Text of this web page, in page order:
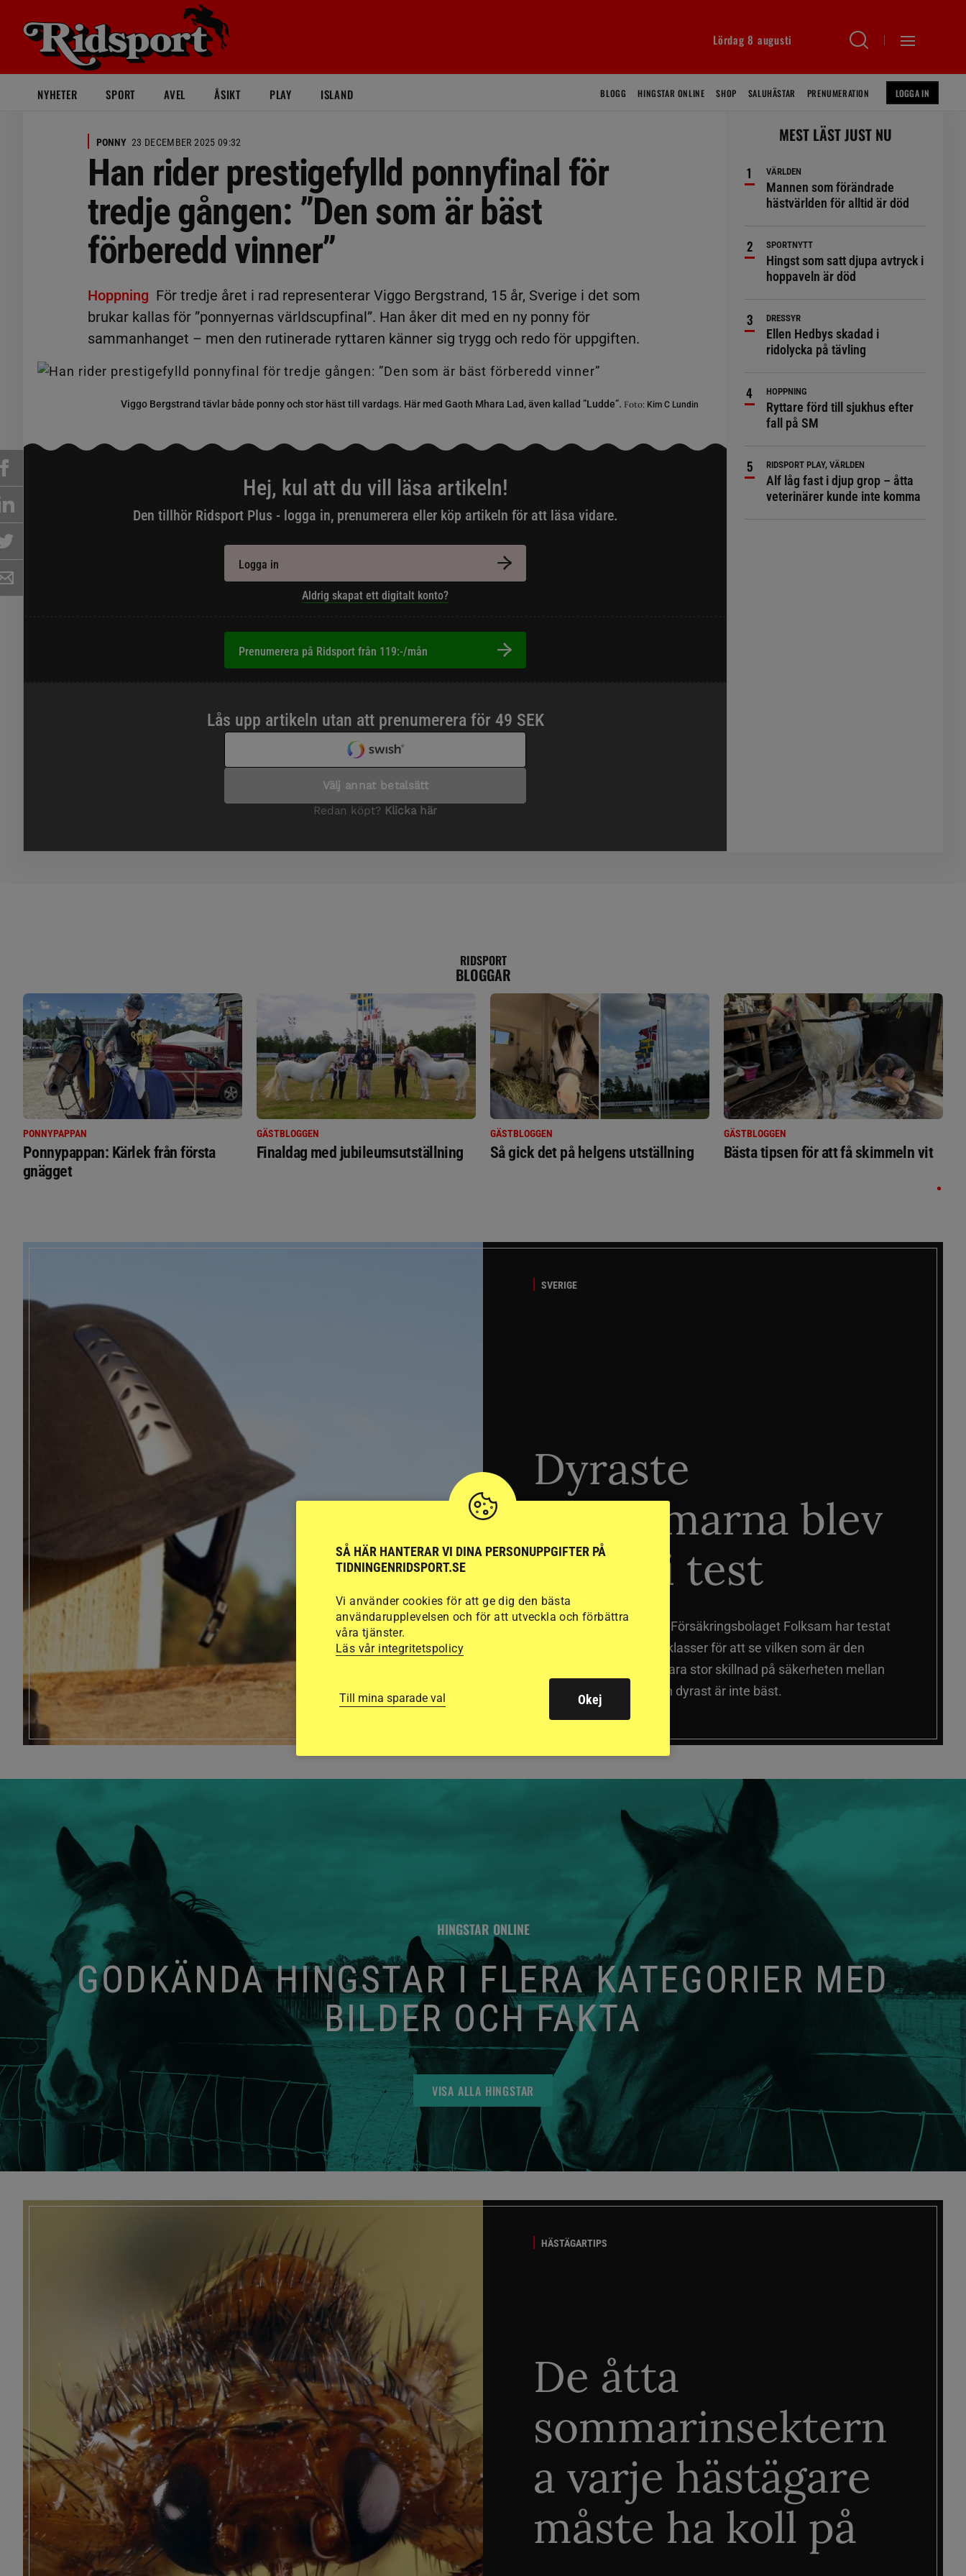
Lördag 8 augusti
NYHETER SPORT AVEL ÅSIKT PLAY ISLAND BLOGG HINGSTAR ONLINE SHOP SALUHÄSTAR PRENUMERATION LOGGA IN
PONNY 23 DECEMBER 2025 09:32
Han rider prestigefylld ponnyfinal för
tredje gången: ”Den som är bäst
förberedd vinner”
Hoppning För tredje året i rad representerar Viggo Bergstrand, 15 år, Sverige i det som
brukar kallas för ”ponnyernas världscupfinal”. Han åker dit med en ny ponny för
sammanhanget – men den rutinerade ryttaren känner sig trygg och redo för uppgiften.
Viggo Bergstrand tävlar både ponny och stor häst till vardags. Här med Gaoth Mhara Lad, även kallad ”Ludde”. Foto: Kim C Lundin
Hej, kul att du vill läsa artikeln!
Den tillhör Ridsport Plus - logga in, prenumerera eller köp artikeln för att läsa vidare.
Logga in
Aldrig skapat ett digitalt konto?
Prenumerera på Ridsport från 119:-/mån
MEST LÄST JUST NU
VÄRLDEN
Mannen som förändrade
hästvärlden för alltid är död
SPORTNYTT
Hingst som satt djupa avtryck i
hoppaveln är död
DRESSYR
Ellen Hedbys skadad i
ridolycka på tävling
HOPPNING
Ryttare förd till sjukhus efter
fall på SM
RIDSPORT PLAY, VÄRLDEN
Alf låg fast i djup grop – åtta
veterinärer kunde inte komma
RIDSPORT
BLOGGAR
PONNYPAPPAN
Ponnypappan: Kärlek från första
gnägget
GÄSTBLOGGEN
Finaldag med jubileumsutställning
GÄSTBLOGGEN
Så gick det på helgens utställning
GÄSTBLOGGEN
Bästa tipsen för att få skimmeln vit
SVERIGE
Dyraste
ridhjälmarna blev
sämst i test
Stort test av ridhjälmar Försäkringsbolaget Folksam har testat
15 ridhjälmar i olika prisklasser för att se vilken som är den
säkraste. Det visar sig vara stor skillnad på säkerheten mellan
de olika hjälmarna – och dyrast är inte bäst.
HINGSTAR ONLINE
GODKÄNDA HINGSTAR I FLERA KATEGORIER MED
BILDER OCH FAKTA
VISA ALLA HINGSTAR
HÄSTÄGARTIPS
De åtta
sommarinsektern
a varje hästägare
måste ha koll på
SÅ HÄR HANTERAR VI DINA PERSONUPPGIFTER PÅ
TIDNINGENRIDSPORT.SE
Vi använder cookies för att ge dig den bästa
användarupplevelsen och för att utveckla och förbättra
våra tjänster.
Läs vår integritetspolicy
Till mina sparade val Okej